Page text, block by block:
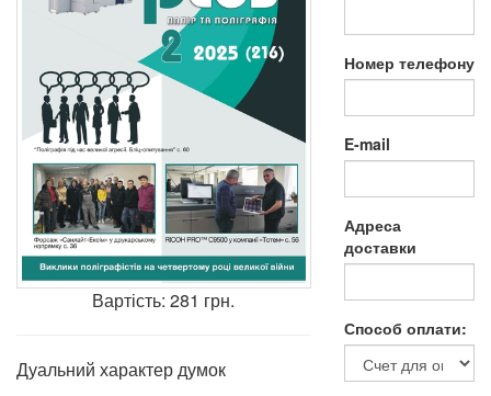
Вартість: 281 грн.
Дуальний характер думок
Номер телефону
E-mail
Адреса
доставки
Способ оплати: